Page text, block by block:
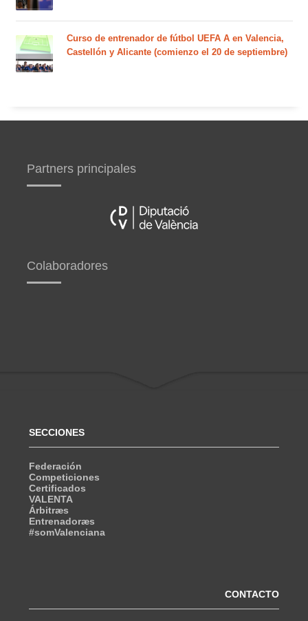
Curso de entrenador de fútbol UEFA A en Valencia,
Castellón y Alicante (comienzo el 20 de septiembre)
Partners principales
Colaboradores
SECCIONES
Federación
Competiciones
Certificados
VALENTA
Árbitræs
Entrenadoræs
#somValenciana
CONTACTO